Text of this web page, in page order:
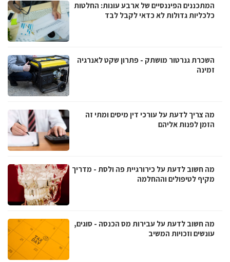
המתכננים הפיננסיים של ארבע עונות: החלטות
כלכליות גדולות לא כדאי לקבל לבד
השכרת גנרטור מושתק - פתרון שקט לאנרגיה
זמינה
מה צריך לדעת על עורכי דין מיסים ומתי זה
הזמן לפנות אליהם
מה חשוב לדעת על כירורגיית פה ולסת - מדריך
מקיף לטיפולים וההחלמה
מה חשוב לדעת על עבירות מס הכנסה - סוגים,
עונשים וזכויות המשיב